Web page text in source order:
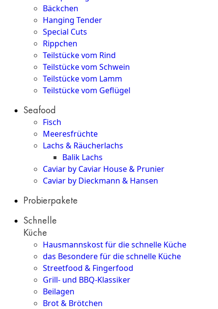
Bäckchen
Hanging Tender
Special Cuts
Rippchen
Teilstücke vom Rind
Teilstücke vom Schwein
Teilstücke vom Lamm
Teilstücke vom Geflügel
Seafood
Fisch
Meeresfrüchte
Lachs & Räucherlachs
Balik Lachs
Caviar by Caviar House & Prunier
Caviar by Dieckmann & Hansen
Probierpakete
Schnelle
Küche
Hausmannskost für die schnelle Küche
das Besondere für die schnelle Küche
Streetfood & Fingerfood
Grill- und BBQ-Klassiker
Beilagen
Brot & Brötchen